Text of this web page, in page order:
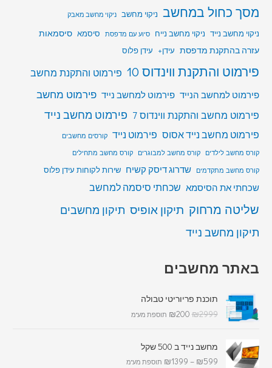
מסך כחול במחשב ניקוי מחשב ניקוי מחשב מאבק
ניקוי מחשב נייד ניקוי מחשב נייח סיוע עם מדפסת סיסמא סיסמאות
עזרה בהתקנת מדפסת עידן+ עידן פלוס
פירמוט והתקנת ווינדוס 10 פירמוט והתקנת מחשב
פירמוט למחשב הנייד פירמוט למחשב נייד פירמוט מחשב
פירמוט מחשב והתקנת ווינדוס 7
פירמוט מחשב נייד
פירמוט מחשב נייד אסוס פירמוט נייד קורסים מחשבים
קורס מחשב לילדים
קורס מחשב למבוגרים
קורס מחשב מתחילים
קורס מחשב מתקדמים
שדרוג דיסק קשיח שירות לקוחות עידן פלוס
שכחתי את הסיסמא שכחתי סיסמה למחשב
שליטה מרחוק תיקון אופיס תיקון מחשבים
תיקון מחשב נייד
באתר מחשבים
תוכנת פריוריטי טבולה
₪2999
₪200 תוספת מע"מ
מחשב נייד ב 500 שקל
₪599
–
₪1399 תוספת מע"מ